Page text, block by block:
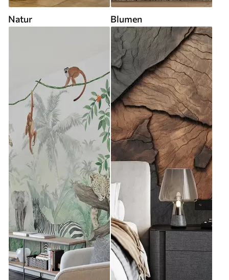
Natur Blumen